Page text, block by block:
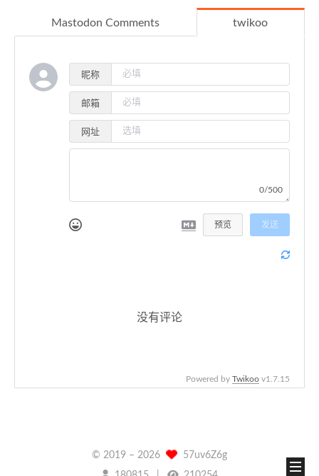
Mastodon Comments twikoo
昵称
邮箱
网址
0/500
预览 发送
没有评论
Powered by Twikoo v1.7.15
© 2019 – 2026
57uv6Z6g